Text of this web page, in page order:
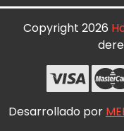
Copyright 2026
Desarrollado por